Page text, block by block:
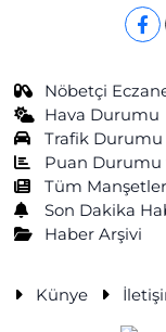
Nöbetçi
Hava Durumu
Trafik Durumu
Puan Durumu
Tüm Manşetler
Son Dakika
Haber Arşivi
Künye